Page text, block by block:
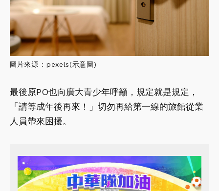
圖片來源 : pexels(示意圖)
最後原PO也向廣大青少年呼籲，規定就是規定，
「請等成年後再來！」切勿再給第一線的旅館從業
人員帶來困擾。